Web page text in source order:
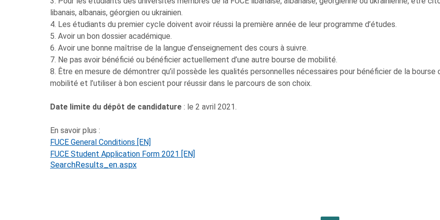
libanais, albanais, géorgien ou ukrainien.
4. Les étudiants du premier cycle doivent avoir réussi la première année de leur programme d’études.
5. Avoir un bon dossier académique.
6. Avoir une bonne maîtrise de la langue d’enseignement des cours à suivre.
7. Ne pas avoir bénéficié ou bénéficier actuellement d’une autre bourse de mobilité.
8. Être en mesure de démontrer qu’il possède les qualités personnelles nécessaires pour bénéficier de la bourse
mobilité et l’utiliser à bon escient pour réussir dans le parcours de son choix.
Date limite du dépôt de candidature : le 2 avril 2021.
En savoir plus :
FUCE General Conditions [EN]
FUCE Student Application Form 2021 [EN]
SearchResults_en.aspx